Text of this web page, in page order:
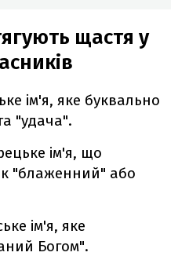
щастя у
ім'я, яке буквально
"удача".
ім'я, що
"блаженний" або
ім'я, яке
Богом".